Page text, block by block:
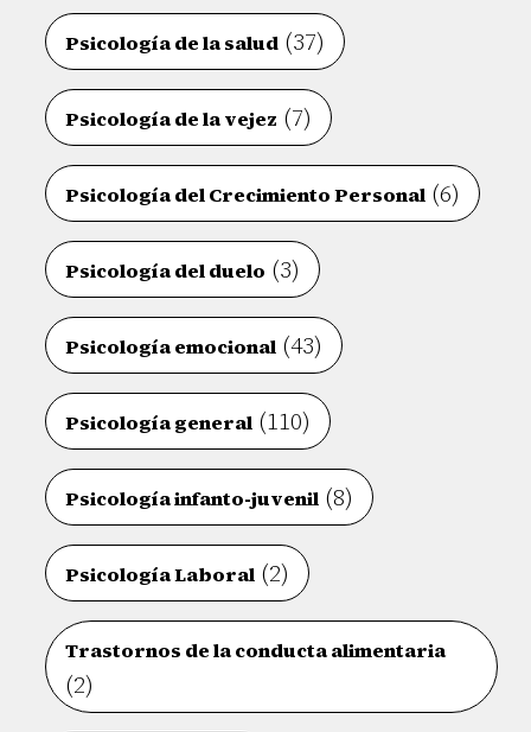
Psicología de la salud (37)
Psicología de la vejez (7)
Psicología del Crecimiento Personal (6)
Psicología del duelo (3)
Psicología emocional (43)
Psicología general (110)
Psicología infanto-juvenil (8)
Psicología Laboral (2)
Trastornos de la conducta alimentaria
(2)